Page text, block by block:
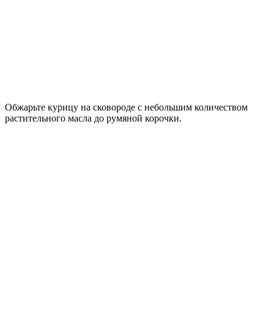
Обжарьте курицу на сковороде с небольшим количеством
растительного масла до румяной корочки.